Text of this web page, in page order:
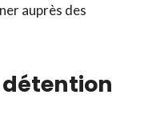
auprès des